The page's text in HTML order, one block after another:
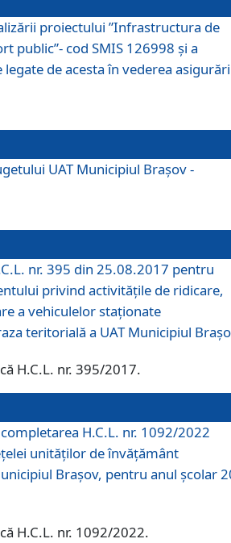
proiectului ”Infrastructura de
public”- cod SMIS 126998 și a
de acesta în vederea
UAT Municipiul Braşov -
nr. 395 din 25.08.2017 pentru
privind activitățile de ridicare,
a vehiculelor staționate
teritorială a UAT Municipiul
H.C.L. nr. 395/2017.
H.C.L. nr. 1092/2022
unităților de învăţământ
Braşov, pentru anul școlar
H.C.L. nr. 1092/2022.